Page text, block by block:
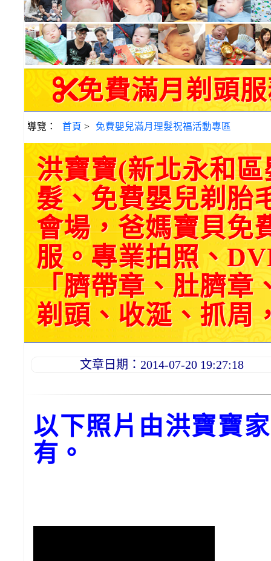
免費滿月剃頭服
導覽： 首頁 > 免費嬰兒滿月理髮祝福活動專區
洪寶寶(新北永和
髮、免費嬰兒剃胎
會場，爸媽寶貝免
服。專業拍照、
「臍帶章、肚臍章
剃頭、收涎、抓周
文章日期：2014-07-20 19:27:18
以下照片由洪寶寶
有。